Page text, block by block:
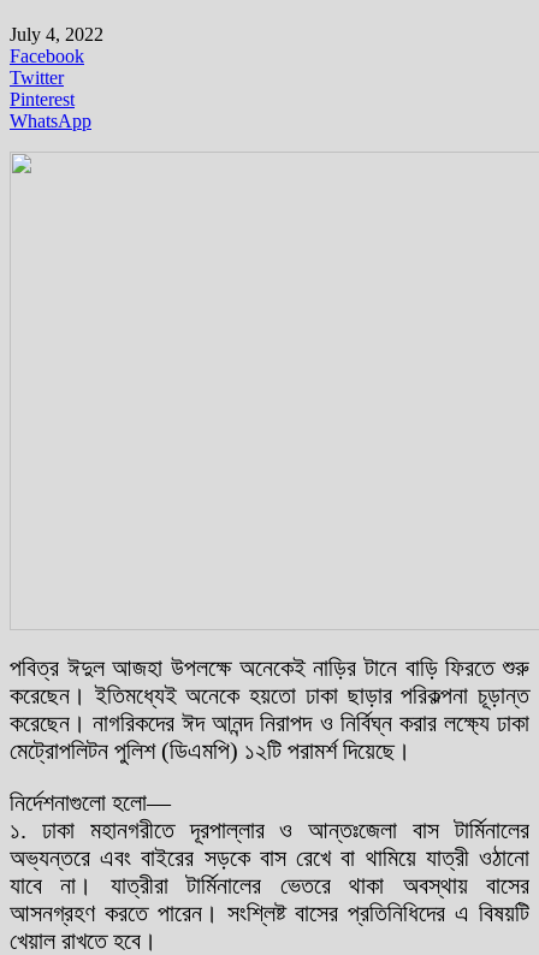
July 4, 2022
Facebook
Twitter
Pinterest
WhatsApp
পবিত্র ঈদুল আজহা উপলক্ষে অনেকেই নাড়ির টানে বাড়ি ফিরতে শুরু
করেছেন। ইতিমধ্যেই অনেকে হয়তো ঢাকা ছাড়ার পরিকল্পনা চূড়ান্ত
করেছেন। নাগরিকদের ঈদ আনন্দ নিরাপদ ও নির্বিঘ্ন করার লক্ষ্যে ঢাকা
মেট্রোপলিটন পুলিশ (ডিএমপি) ১২টি পরামর্শ দিয়েছে।
নির্দেশনাগুলো হলো—
১. ঢাকা মহানগরীতে দূরপাল্লার ও আন্তঃজেলা বাস টার্মিনালের
অভ্যন্তরে এবং বাইরের সড়কে বাস রেখে বা থামিয়ে যাত্রী ওঠানো
যাবে না। যাত্রীরা টার্মিনালের ভেতরে থাকা অবস্থায় বাসের
আসনগ্রহণ করতে পারেন। সংশ্লিষ্ট বাসের প্রতিনিধিদের এ বিষয়টি
খেয়াল রাখতে হবে।